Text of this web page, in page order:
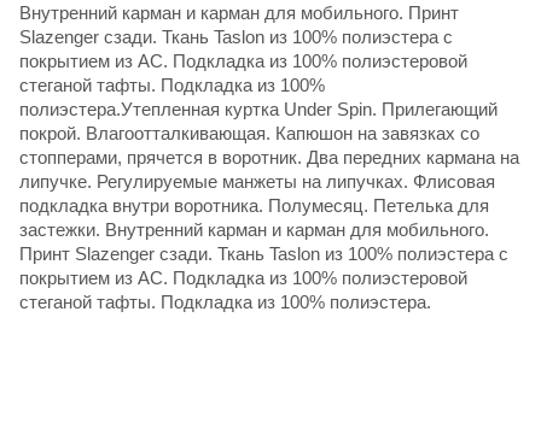
Внутренний карман и карман для мобильного. Принт
Slazenger сзади. Ткань Taslon из 100% полиэстера с
покрытием из AC. Подкладка из 100% полиэстеровой
стеганой тафты. Подкладка из 100%
полиэстера.Утепленная куртка Under Spin. Прилегающий
покрой. Влагоотталкивающая. Капюшон на завязках со
стопперами, прячется в воротник. Два передних кармана на
липучке. Регулируемые манжеты на липучках. Флисовая
подкладка внутри воротника. Полумесяц. Петелька для
застежки. Внутренний карман и карман для мобильного.
Принт Slazenger сзади. Ткань Taslon из 100% полиэстера с
покрытием из AC. Подкладка из 100% полиэстеровой
стеганой тафты. Подкладка из 100% полиэстера.